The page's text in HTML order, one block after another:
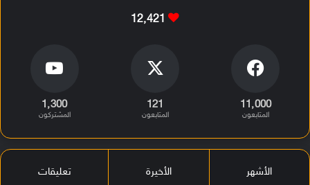
12٬421
11٬000
المتابعون
121
المتابعون
1٬300
المشتركون
الأشهر الأخيرة تعليقات